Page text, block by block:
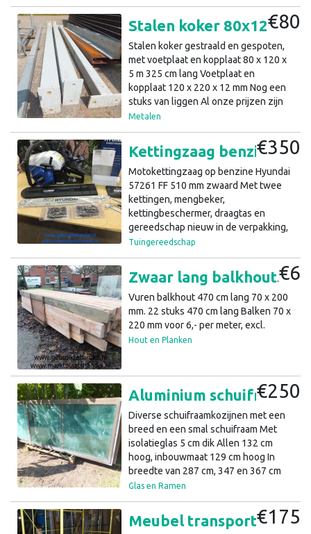
Stalen koker 80x120x5mm gestraald en gelakt, 325cm L (a40)40
€80
Stalen koker gestraald en gespoten,
met voetplaat en kopplaat 80 x 120 x
5 m 325 cm lang Voetplaat en
kopplaat 120 x 220 x 12 mm Nog een
stuks van liggen Al onze prijzen zijn
afhaalprijzen, excl. btw.
Metalen
Kettingzaag benzine motorkettingzaag 55cm zwaard (a33)32
€350
Motokettingzaag op benzine Hyundai
57261 FF 510 mm zwaard Met twee
kettingen, mengbeker,
kettingbeschermer, draagtas en
gereedschap nieuw in de verpakking,
met gebruiksaanwijzing Deze Hyundai
zowel een professionele gebruiker
als doe-het-zelf ’er. De krachtige 42cc
benzinemotor, gecombineerd met een
sterke ketting en precisie geslepen
snijbladen, zorgen ervoor dat talloze
zaagwerkzaamheden eenvoudig en
benzine motor 42cc (2-takt). Deze
luchtgekoelde 0.9 pk motor is
technologie. Dit zorgt ervoor dat de
motor eenvoudig start en lang te
gebruiken is. Bovendien is deze
vriendelijk voor milieu en omgeving
door een laag brandstofverbruik en
weinig geluidsoverlast. De prijzen zijn
afhaalprijzen, excl.
Tuingereedschap
Zwaar lang balkhout 70x200 en 70x200, 470 lang (a43)5
€6
Vuren balkhout 470 cm lang 70 x 200
mm. 22 stuks 470 cm lang Balken 70 x
220 mm voor 6,- per meter, excl.
Hout en Planken
Aluminium schuifraamkozijnen met iso.glas, div. maten (a37)8
€250
Diverse schuifraamkozijnen met een
breed en een smal schuifraam Met
isolatieglas 5 cm dik Allen 132 cm
hoog, inbouwmaat 129 cm hoog In
breedte van 287 cm, 347 en 367 cm
Per stuk voor 250,-, excl.
Glas en Ramen
Meubel transportkar transportwagen rolkar rolwagen (a7)36
€175